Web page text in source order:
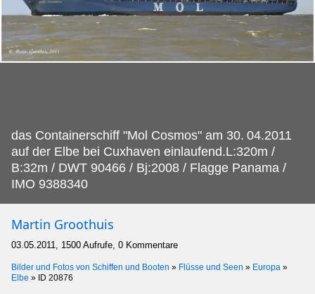
das Containerschiff "Mol Cosmos" am 30. 04.2011
auf der Elbe bei Cuxhaven einlaufend.L:320m /
B:32m / DWT 90466 / Bj:2008 / Flagge Panama /
IMO 9388340
Martin Groothuis
03.05.2011, 1500 Aufrufe, 0 Kommentare
Bilder und Fotos von Schiffen und Booten » Flüsse und Seen » Europa »
Elbe » ID 20876